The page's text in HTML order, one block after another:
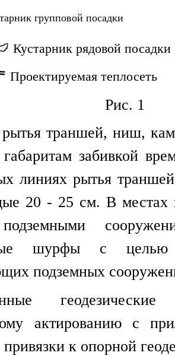
групповой посадки
Кустарник рядовой посадки
Проектируемая теплосеть
Рис. 1
траншей, ниш,
забивкой
линиях рытья
20 - 25 см. В местах
шурфы с целью
подземных
актированию с
к опорной